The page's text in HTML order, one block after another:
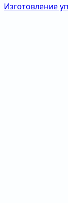
Изготовление